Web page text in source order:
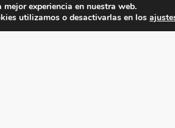
experiencia en nuestra web.
utilizamos o desactivarlas en los